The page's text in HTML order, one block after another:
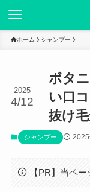
ホーム シャンプー
ボタ
い口
抜け
2025
4/12
シャンプー 2025
【PR】当ペ